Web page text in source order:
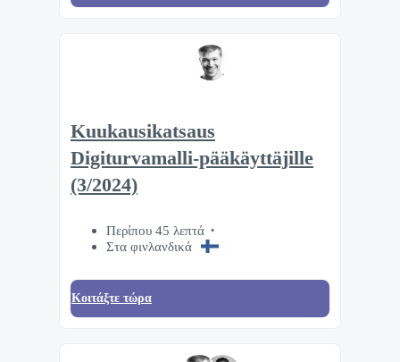
Kuukausikatsaus
Digiturvamalli-pääkäyttäjille
(3/2024)
Περίπου 45 λεπτά
Στα φινλανδικά
Κοιτάξτε τώρα